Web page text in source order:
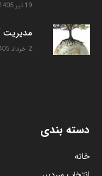
19 تیر 1405
مدیریت
2 خرداد 1405
دسته بندی
خانه